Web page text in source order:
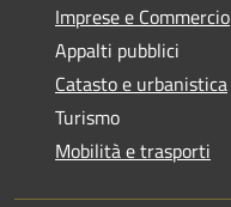
Imprese e Commercio
Appalti pubblici
Catasto e urbanistica
Turismo
Mobilità e trasporti